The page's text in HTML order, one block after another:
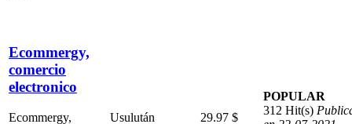
Ecommergy,
comercio
electronico
Ecommergy,
Usulután 29.97 $
POPULAR
312 Hit(s)